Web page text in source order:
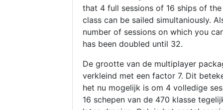
that 4 full sessions of 16 ships of
class can be sailed simultaniously.
number of sessions on which you
has been doubled until 32.
De grootte van de multiplayer
verkleind met een factor 7. Dit
het nu mogelijk is om 4 volledige
16 schepen van de 470 klasse